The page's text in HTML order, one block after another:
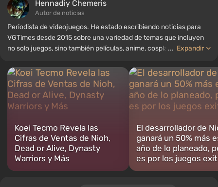
Hennadiy Chemеris
Autor de noticias
Periodista de videojuegos. He estado escribiendo noticias para
VGTimes desde 2015 sobre una variedad de temas que incluyen
no solo juegos, sino también películas, anime, cosplay, tecnología
También soy el autor de varias reseñas, listas de los mejores,
compilaciones y otros artículos relacionados con los videojuegos.
Colecciono varios recuerdos de jugadores, incluyendo figuras,
carteles, consolas antiguas y más. Tengo un gran interés en los
videojuegos retro. He estado jugando desde principios de los
2000 en PC y consolas.
... Expandir
Koei Tecmo Revela las
Cifras de Ventas de Nioh,
Dead or Alive, Dynasty
Warriors y Más
El desarrollador de
ganará un 50% más
año de lo planeado,
es por los juegos